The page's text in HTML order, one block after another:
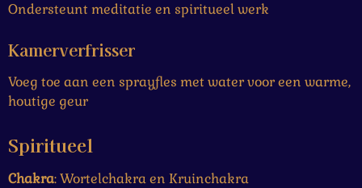
Ondersteunt meditatie en spiritueel werk
Kamerverfrisser
Voeg toe aan een sprayfles met water voor een warme,
houtige geur
Spiritueel
Chakra: Wortelchakra en Kruinchakra